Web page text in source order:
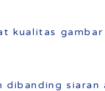
kualitas gambar
dibanding siaran